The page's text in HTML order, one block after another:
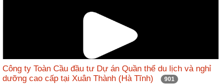
Công ty Toàn Cầu đầu tư Dự án Quần thể du lịch và nghỉ
dưỡng cao cấp tại Xuân Thành (Hà Tĩnh)
901